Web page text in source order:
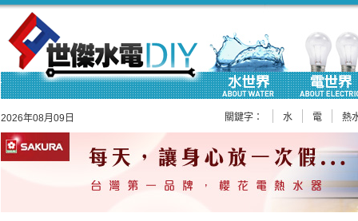
2026年08月09日 關鍵字： 水 電 熱